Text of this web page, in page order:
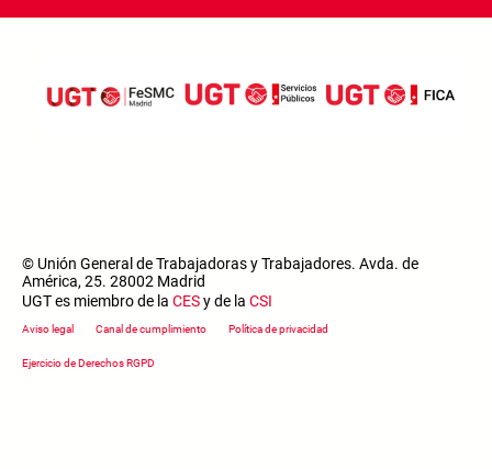
© Unión General de Trabajadoras y Trabajadores. Avda. de
América, 25. 28002 Madrid
UGT es miembro de la CESy de la CSI
Footer menu
Aviso legal Canal de cumplimiento Política de privacidad
Ejercicio de Derechos RGPD